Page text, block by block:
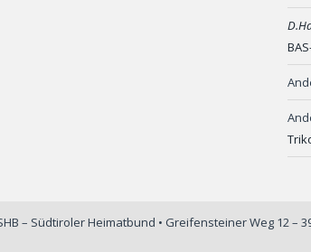
– Südtiroler Heimatbund • Greifensteiner Weg 12 –